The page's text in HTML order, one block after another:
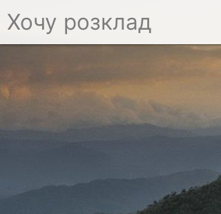
Хочу розклад